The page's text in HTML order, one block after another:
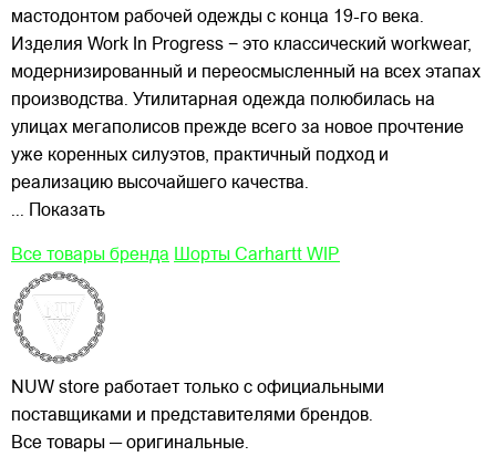
мастодонтом рабочей одежды с конца 19-го века.
Изделия Work In Progress − это классический workwear,
модернизированный и переосмысленный на всех этапах
производства. Утилитарная одежда полюбилась на
улицах мегаполисов прежде всего за новое прочтение
уже коренных силуэтов, практичный подход и
реализацию высочайшего качества.
... Показать
Все товары бренда Шорты Carhartt WIP
NUW store работает только с официальными
поставщиками и представителями брендов.
Все товары — оригинальные.